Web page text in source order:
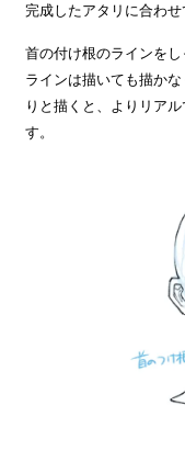
完成したアタリに合わせ
首の付け根のラインを
ラインは描いても描か
りと描くと、よりリア
す。